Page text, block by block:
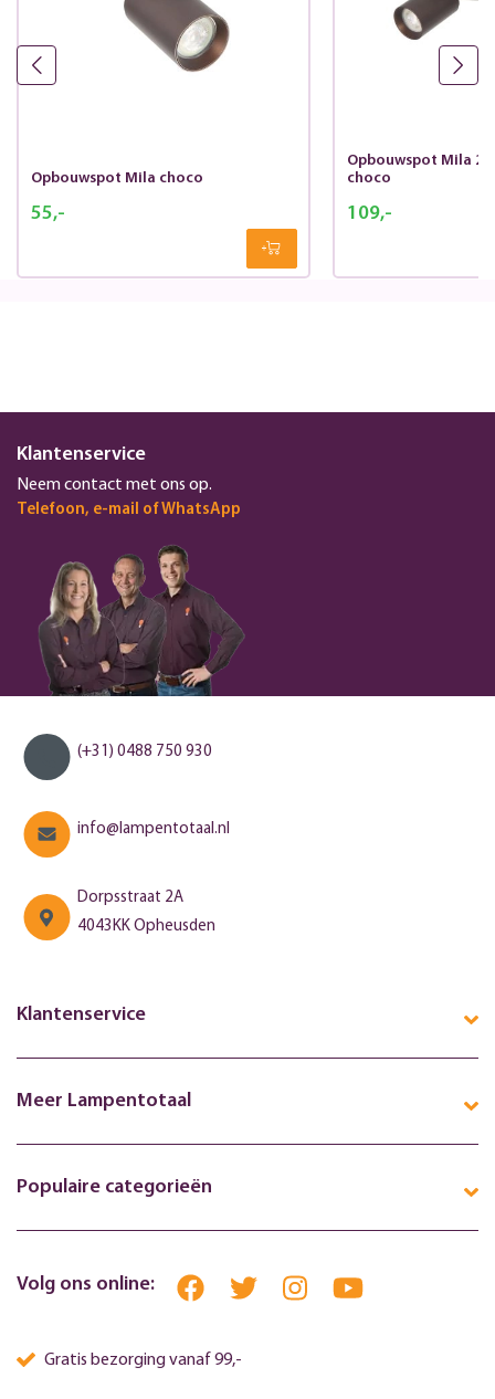
Opbouwspot Mila choco
55,-
Opbouwspot Mila
choco
109,-
Klantenservice
Neem contact met ons op.
Telefoon, e-mail of WhatsApp
(+31) 0488 750 930
info@lampentotaal.nl
Dorpsstraat 2A
4043KK Opheusden
Klantenservice
Meer Lampentotaal
Populaire categorieën
Volg ons online:
Gratis bezorging vanaf 99,-